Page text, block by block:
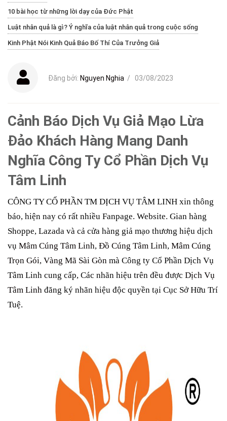
10 bài học từ những lời dạy của Đức Phật
Luật nhân quả là gì? Ý nghĩa của luật nhân quả trong cuộc sống
Kinh Phật Nói Kinh Quả Báo Bố Thí Của Trưởng Giả
Đăng bởi: Nguyen Nghia / 03/08/2023
Cảnh Báo Dịch Vụ Giả Mạo Lừa
Đảo Khách Hàng Mang Danh
Nghĩa Công Ty Cổ Phần Dịch Vụ
Tâm Linh
CÔNG TY CỔ PHẦN TM DỊCH VỤ TÂM LINH xin thông
báo, hiện nay có rất nhiều Fanpage. Website. Gian hàng
Shoppe, Lazada và cả cửa hàng giả mạo thương hiệu dịch
vụ Mâm Cúng Tâm Linh, Đồ Cúng Tâm Linh, Mâm Cúng
Trọn Gói, Vàng Mã Sài Gòn mà Công ty Cổ Phần Dịch Vụ
Tâm Linh cung cấp, Các nhãn hiệu trên đều được Dịch Vụ
Tâm Linh đăng ký nhãn hiệu độc quyền tại Cục Sở Hữu Trí
Tuệ.